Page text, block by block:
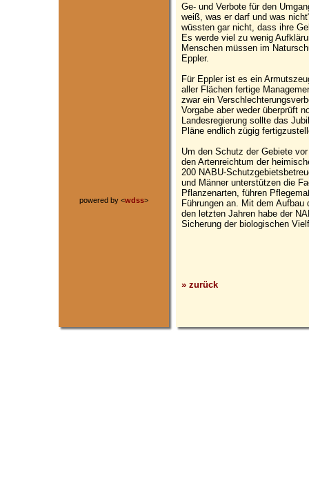
powered by <wdss>
Ge- und Verbote für den
weiß, was er darf und was
wüssten gar nicht, dass ihre
Es werde viel zu wenig
Menschen müssen im
Eppler.
Für Eppler ist es ein
aller Flächen fertige
zwar ein
Vorgabe aber weder überprüft
Landesregierung sollte das
Pläne endlich zügig
Um den Schutz der Gebiete
den Artenreichtum der
200 NABU-
und Männer unterstützen die
Pflanzenarten, führen
Führungen an. Mit dem
den letzten Jahren habe der
Sicherung der biologischen
» zurück